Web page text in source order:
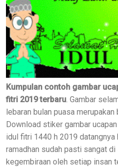
Kumpulan contoh gambar
fitri 2019 terbaru . Gambar
lebaran bulan puasa merupakan
Download stiker gambar
idul fitri 1440 h 2019
ramadhan sudah pasti sangat
kegembiraan oleh setiap insan